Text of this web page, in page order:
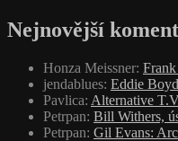
Nejnovější
Honza Meissner:
jendablues: Eddie
Pavlica: Alternative
Petrpan: Bill Withers,
Petrpan: Gil Evans: